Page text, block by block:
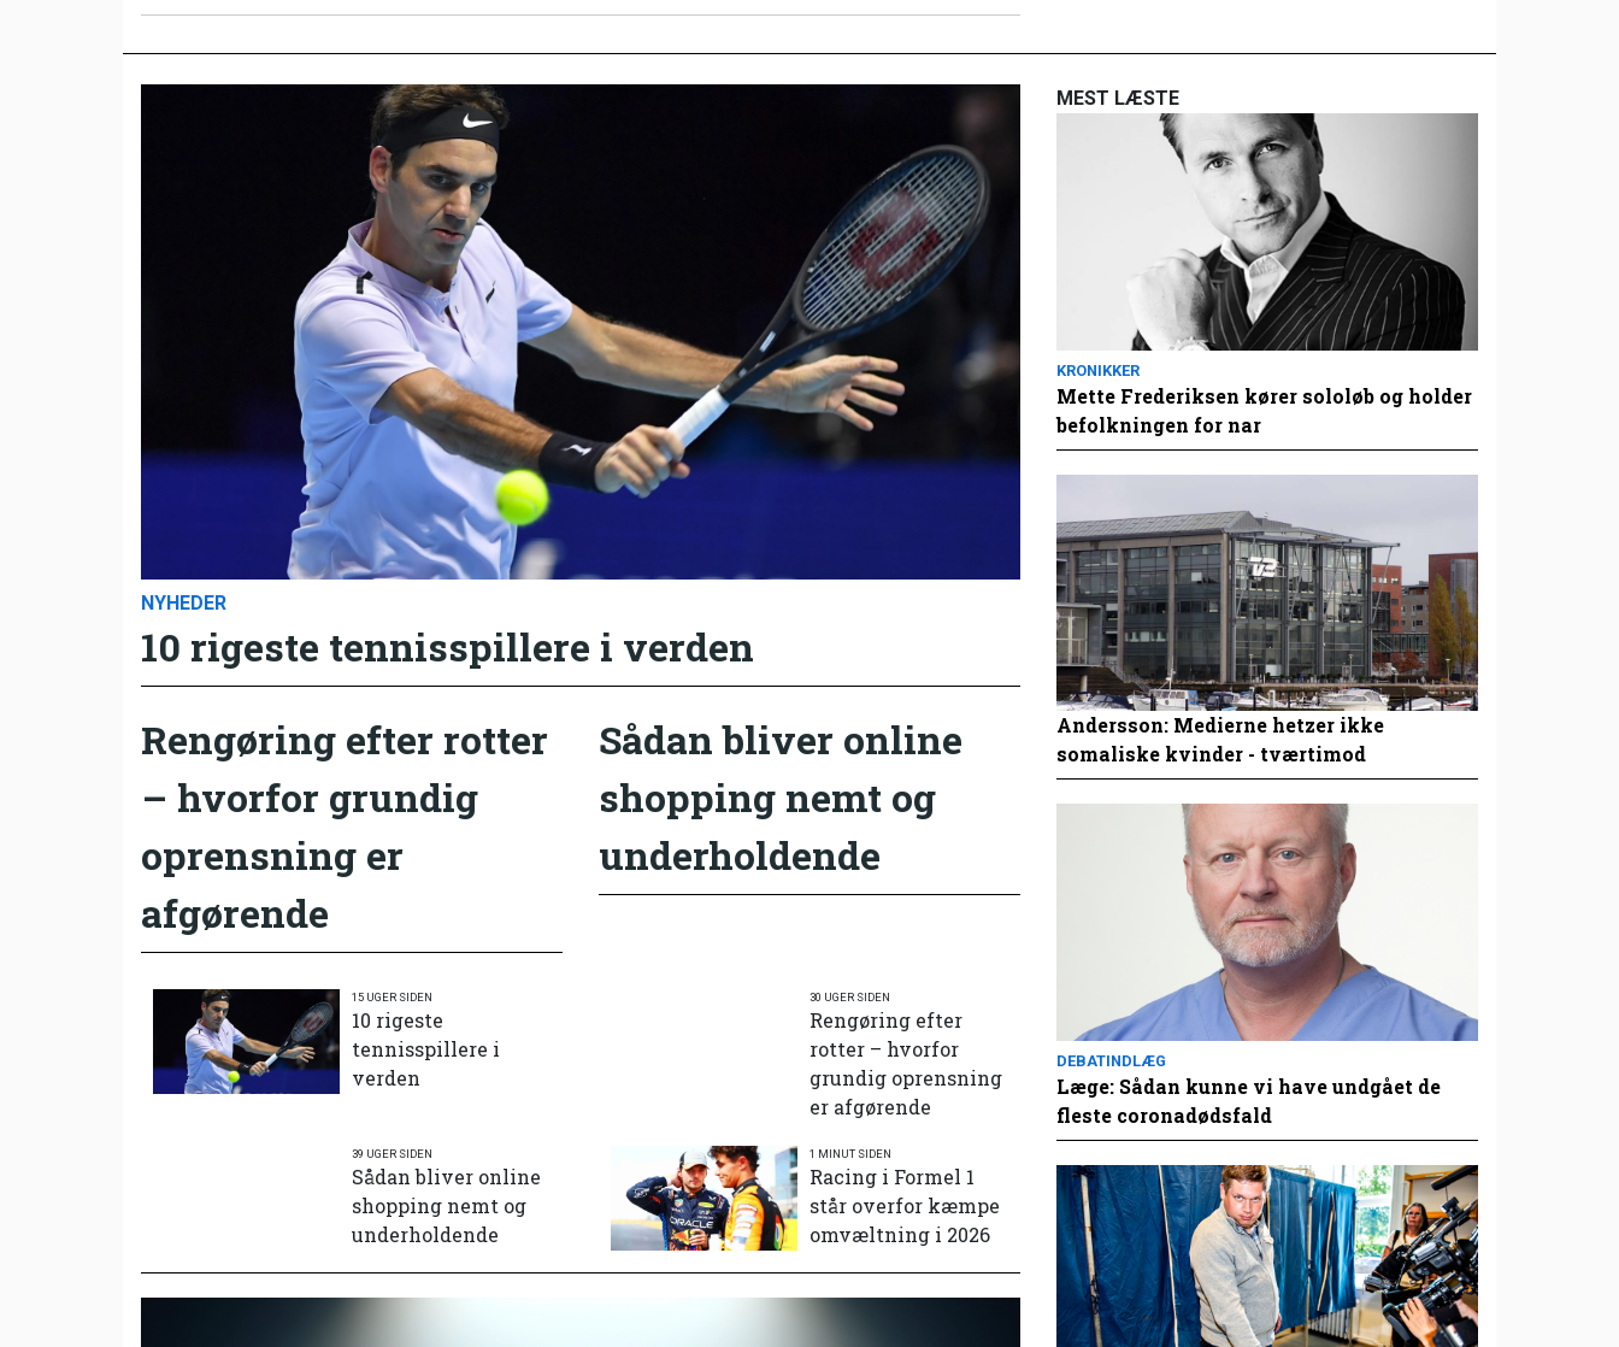
NYHEDER
10 rigeste tennisspillere i verden
Rengøring efter rotter
– hvorfor grundig
oprensning er
afgørende
Sådan bliver online
shopping nemt og
underholdende
15 UGER SIDEN
10 rigeste
tennisspillere i
verden
30 UGER SIDEN
Rengøring efter
rotter – hvorfor
grundig oprensning
er afgørende
39 UGER SIDEN
Sådan bliver online
shopping nemt og
underholdende
1 MINUT SIDEN
Racing i Formel 1
står overfor kæmpe
omvæltning i 2026
MEST LÆSTE
KRONIKKER
Mette Frederiksen kører sololøb og holder
befolkningen for nar
Andersson: Medierne hetzer ikke
somaliske kvinder - tværtimod
DEBATINDLÆG
Læge: Sådan kunne vi have undgået de
fleste coronadødsfald